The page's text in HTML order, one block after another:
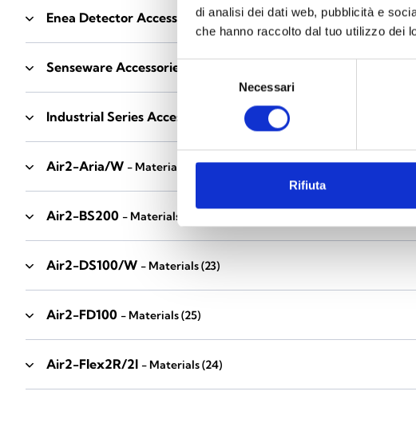
di analisi dei dati web, pubblicità e
che hanno raccolto dal tuo utilizzo dei
Selezione
Necessari
Rifiuta
Enea Detector Accessories - Materials(35)
Senseware Accessories
Industrial Series Accessories - Materials (17)
Air2-Aria/W - Materials (23)
Air2-BS200 - Materials
Air2-DS100/W - Materials(23)
Air2-FD100 - Materials(25)
Air2-Flex2R/2I - Materials(24)